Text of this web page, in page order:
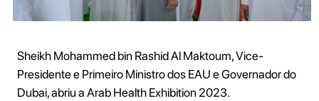
Sheikh Mohammed bin Rashid Al Maktoum, Vice-
Presidente e Primeiro Ministro dos EAU e Governador do
Dubai, abriu a Arab Health Exhibition 2023.